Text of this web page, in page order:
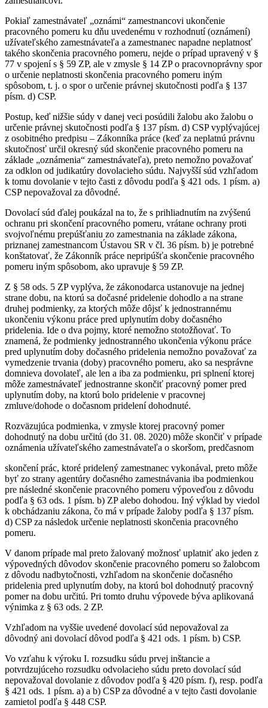
Pokiaľ zamestnávateľ „oznámi“ zamestnancovi ukončenie
pracovného pomeru ku dňu uvedenému v rozhodnutí (oznámení)
užívateľského zamestnávateľa a zamestnanec napadne neplatnosť
takého skončenia pracovného pomeru, nejde o prípad upravený v §
77 v spojení s § 59 ZP, ale v zmysle § 14 ZP o pracovnoprávny spor
o určenie neplatnosti skončenia pracovného pomeru iným
spôsobom, t. j. o spor o určenie právnej skutočnosti podľa § 137
písm. d) CSP.
Postup, keď nižšie súdy v danej veci posúdili žalobu ako žalobu o
určenie právnej skutočnosti podľa § 137 písm. d) CSP vyplývajúcej
z osobitného predpisu – Zákonníka práce (keď za neplatnú právnu
skutočnosť určil okresný súd skončenie pracovného pomeru na
základe „oznámenia“ zamestnávateľa), preto nemožno považovať
za odklon od judikatúry dovolacieho súdu. Najvyšší súd vzhľadom
k tomu dovolanie v tejto časti z dôvodu podľa § 421 ods. 1 písm. a)
CSP nepovažoval za dôvodné.
Dovolací súd ďalej poukázal na to, že s prihliadnutím na zvýšenú
ochranu pri skončení pracovného pomeru, vrátane ochrany proti
svojvoľnému prepúšťaniu zo zamestnania na základe zákona,
priznanej zamestnancom Ústavou SR v čl. 36 písm. b) je potrebné
konštatovať, že Zákonník práce nepripúšťa skončenie pracovného
pomeru iným spôsobom, ako upravuje § 59 ZP.
Z § 58 ods. 5 ZP vyplýva, že zákonodarca ustanovuje na jednej
strane dobu, na ktorú sa dočasné pridelenie dohodlo a na strane
druhej podmienky, za ktorých môže dôjsť k jednostrannému
ukončeniu výkonu práce pred uplynutím doby dočasného
pridelenia. Ide o dva pojmy, ktoré nemožno stotožňovať. To
znamená, že podmienky jednostranného ukončenia výkonu práce
pred uplynutím doby dočasného pridelenia nemožno považovať za
vymedzenie trvania (doby) pracovného pomeru, ako sa nesprávne
domnieva dovolateľ, ale len a iba za podmienku, pri splnení ktorej
môže zamestnávateľ jednostranne skončiť pracovný pomer pred
uplynutím doby, na ktorú bolo pridelenie v pracovnej
zmluve/dohode o dočasnom pridelení dohodnuté.
Rozväzujúca podmienka, v zmysle ktorej pracovný pomer
dohodnutý na dobu určitú (do 31. 08. 2020) môže skončiť v prípade
oznámenia užívateľského zamestnávateľa o skoršom, predčasnom
skončení prác, ktoré pridelený zamestnanec vykonával, preto môže
byť zo strany agentúry dočasného zamestnávania iba podmienkou
pre následné skončenie pracovného pomeru výpoveďou z dôvodu
podľa § 63 ods. 1 písm. b) ZP alebo dohodou. Iný výklad by viedol
k obchádzaniu zákona, čo má v prípade žaloby podľa § 137 písm.
d) CSP za následok určenie neplatnosti skončenia pracovného
pomeru.
V danom prípade mal preto žalovaný možnosť uplatniť ako jeden z
výpovedných dôvodov skončenie pracovného pomeru so žalobcom
z dôvodu nadbytočnosti, vzhľadom na skončenie dočasného
pridelenia pred uplynutím doby, na ktorú bol dohodnutý pracovný
pomer na dobu určitú. Pri tomto druhu výpovede býva aplikovaná
výnimka z § 63 ods. 2 ZP.
Vzhľadom na vyššie uvedené dovolací súd nepovažoval za
dôvodný ani dovolací dôvod podľa § 421 ods. 1 písm. b) CSP.
Vo vzťahu k výroku I. rozsudku súdu prvej inštancie a
potvrdzujúceho rozsudku odvolacieho súdu preto dovolací súd
nepovažoval dovolanie z dôvodov podľa § 420 písm. f), resp. podľa
§ 421 ods. 1 písm. a) a b) CSP za dôvodné a v tejto časti dovolanie
zamietol podľa § 448 CSP.